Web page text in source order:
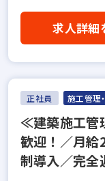
求人詳細
正社員 施工管理
≪建築施工管
歓迎！／月給
制導入／完全